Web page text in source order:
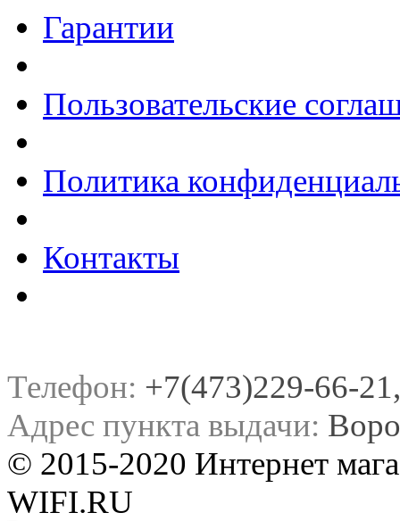
Гарантии
Пользовательские
Политика
Контакты
Телефон: +7(473)229-66-
Адрес пункта выдачи:
© 2015-2020 Интернет
WIFI.RU